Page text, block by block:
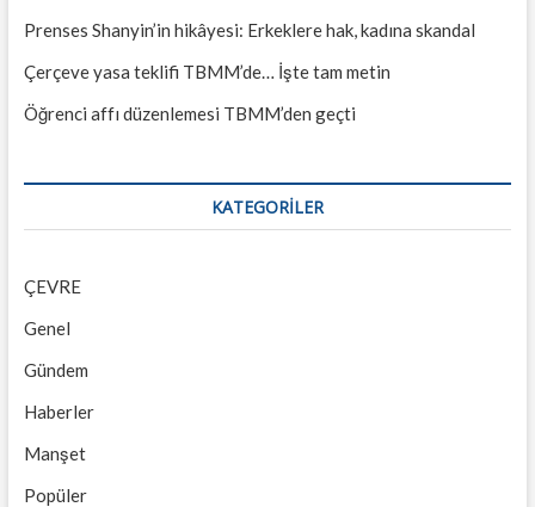
Prenses Shanyin’in hikâyesi: Erkeklere hak, kadına skandal
Çerçeve yasa teklifi TBMM’de… İşte tam metin
Öğrenci affı düzenlemesi TBMM’den geçti
KATEGORILER
ÇEVRE
Genel
Gündem
Haberler
Manşet
Popüler